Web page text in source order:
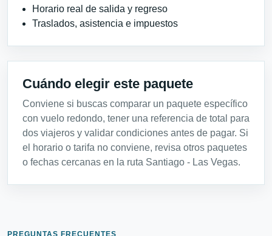
Horario real de salida y regreso
Traslados, asistencia e impuestos
Cuándo elegir este paquete
Conviene si buscas comparar un paquete específico
con vuelo redondo, tener una referencia de total para
dos viajeros y validar condiciones antes de pagar. Si
el horario o tarifa no conviene, revisa otros paquetes
o fechas cercanas en la ruta Santiago - Las Vegas.
PREGUNTAS FRECUENTES